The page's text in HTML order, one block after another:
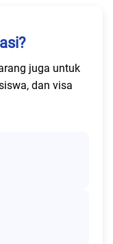
juga untuk
dan visa